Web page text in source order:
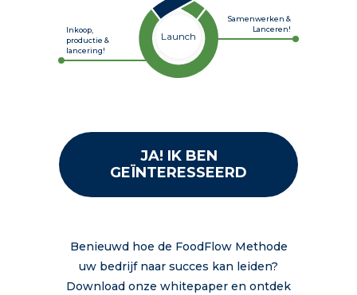
Inkoop,
productie &
lancering!
Launch
Samenwerken &
Lanceren!
JA! IK BEN
GEÏNTERESSEERD
Benieuwd hoe de FoodFlow Methode
uw bedrijf naar succes kan leiden?
Download onze whitepaper en ontdek